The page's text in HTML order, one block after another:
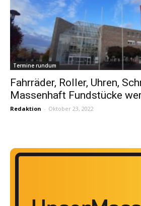
Termine rundum
Fahrräder, Roller, Uhren,
Massenhaft Fundstücke
Redaktion - Oktober 23, 2022